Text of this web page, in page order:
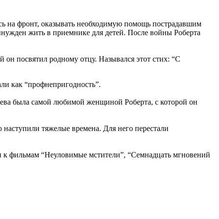
на фронт, оказывать необходимую помощь пострадавшим
жить в приемнике для детей. После войны Роберта
посвятил родному отцу. Назывался этот стих: “С
как “профнепригодность”.
была самой любимой женщиной Роберта, с которой он
тяжелые времена. Для него перестали
к фильмам “Неуловимые мстители”, “Семнадцать мгновений